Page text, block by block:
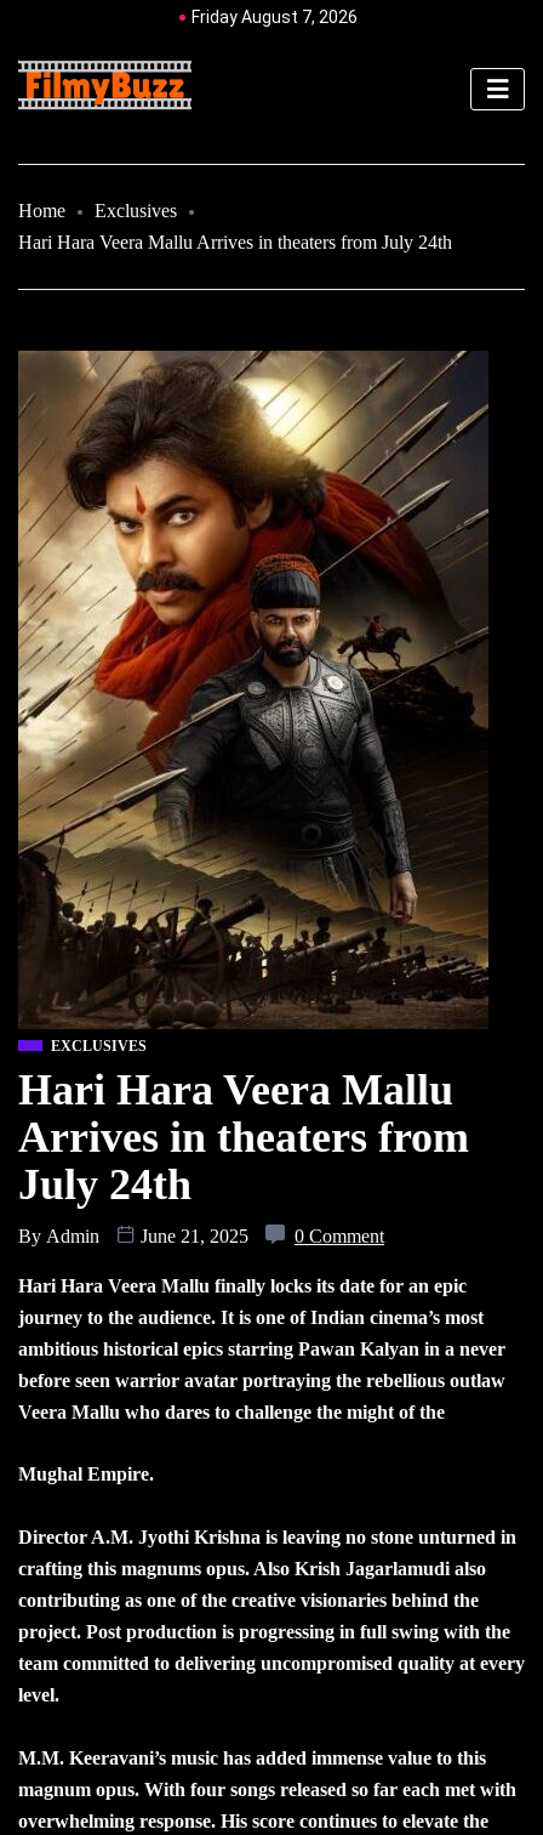
Friday August 7, 2026
Home
Exclusives
Hari Hara Veera Mallu Arrives in theaters from July 24th
EXCLUSIVES
Hari Hara Veera Mallu
Arrives in theaters from
July 24th
By Admin June 21, 2025 0 Comment
Hari Hara Veera Mallu finally locks its date for an epic
journey to the audience. It is one of Indian cinema’s most
ambitious historical epics starring Pawan Kalyan in a never
before seen warrior avatar portraying the rebellious outlaw
Veera Mallu who dares to challenge the might of the
Mughal Empire.
Director A.M. Jyothi Krishna is leaving no stone unturned in
crafting this magnums opus. Also Krish Jagarlamudi also
contributing as one of the creative visionaries behind the
project. Post production is progressing in full swing with the
team committed to delivering uncompromised quality at every
level.
M.M. Keeravani’s music has added immense value to this
magnum opus. With four songs released so far each met with
overwhelming response. His score continues to elevate the